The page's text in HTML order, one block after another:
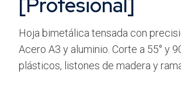
Hoja bimetálica tensada con
Acero A3 y aluminio. Corte a 55° y
plásticos, listones de madera y